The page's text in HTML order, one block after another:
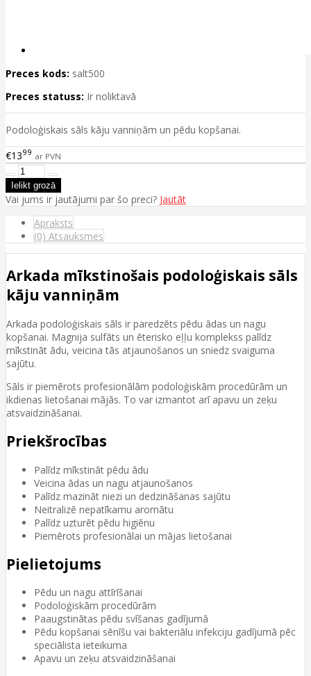
Preces kods: salt500
Preces statuss: Ir noliktavā
Podoloģiskais sāls kāju vanniņām un pēdu kopšanai.
€1399 ar PVN
Vai jums ir jautājumi par šo preci? Jautāt
Apraksts
(0) Atsauksmes
Arkada mīkstinošais podoloģiskais sāls
kāju vanniņām
Arkada podoloģiskais sāls ir paredzēts pēdu ādas un nagu
kopšanai. Magnija sulfāts un ēterisko eļļu komplekss palīdz
mīkstināt ādu, veicina tās atjaunošanos un sniedz svaiguma
sajūtu.
Sāls ir piemērots profesionālām podoloģiskām procedūrām un
ikdienas lietošanai mājās. To var izmantot arī apavu un zeķu
atsvaidzināšanai.
Priekšrocības
Palīdz mīkstināt pēdu ādu
Veicina ādas un nagu atjaunošanos
Palīdz mazināt niezi un dedzināšanas sajūtu
Neitralizē nepatīkamu aromātu
Palīdz uzturēt pēdu higiēnu
Piemērots profesionālai un mājas lietošanai
Pielietojums
Pēdu un nagu attīrīšanai
Podoloģiskām procedūrām
Paaugstinātas pēdu svīšanas gadījumā
Pēdu kopšanai sēnīšu vai bakteriālu infekciju gadījumā pēc
speciālista ieteikuma
Apavu un zeķu atsvaidzināšanai